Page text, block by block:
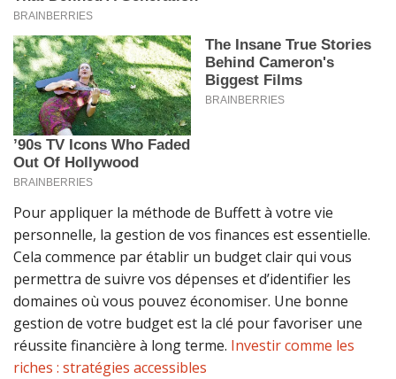
Pour appliquer la méthode de Buffett à votre vie
personnelle, la gestion de vos finances est essentielle.
Cela commence par établir un budget clair qui vous
permettra de suivre vos dépenses et d’identifier les
domaines où vous pouvez économiser. Une bonne
gestion de votre budget est la clé pour favoriser une
réussite financière à long terme. Investir comme les
riches : stratégies accessibles